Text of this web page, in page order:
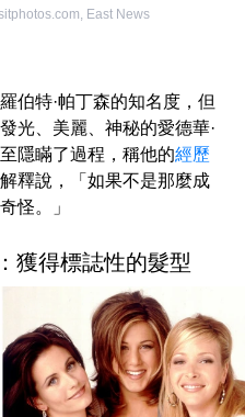
, East News
伯特·帕丁森的知名度，但
光、美麗、神秘的愛德華·
隱瞞了過程，稱他的經歷
釋說，「如果不是那麼成
怪。」
獲得標誌性的髮型